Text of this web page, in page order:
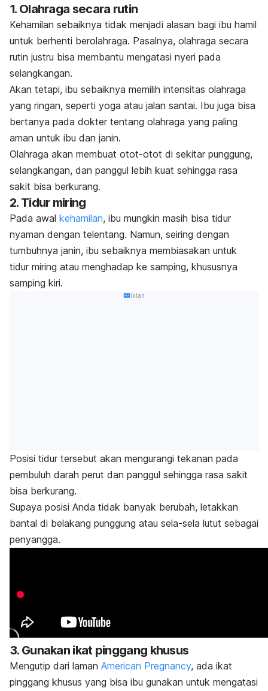
1. Olahraga secara rutin
Kehamilan sebaiknya tidak menjadi alasan bagi ibu hamil
untuk berhenti berolahraga. Pasalnya, olahraga secara
rutin justru bisa membantu mengatasi nyeri pada
selangkangan.
Akan tetapi, ibu sebaiknya memilih intensitas olahraga
yang ringan, seperti yoga atau jalan santai. Ibu juga bisa
bertanya pada dokter tentang olahraga yang paling
aman untuk ibu dan janin.
Olahraga akan membuat otot-otot di sekitar punggung,
selangkangan, dan panggul lebih kuat sehingga rasa
sakit bisa berkurang.
2. Tidur miring
Pada awal kehamilan, ibu mungkin masih bisa tidur
nyaman dengan telentang. Namun, seiring dengan
tumbuhnya janin, ibu sebaiknya membiasakan untuk
tidur miring atau menghadap ke samping, khususnya
samping kiri.
Iklan
Posisi tidur tersebut akan mengurangi tekanan pada
pembuluh darah perut dan panggul sehingga rasa sakit
bisa berkurang.
Supaya posisi Anda tidak banyak berubah, letakkan
bantal di belakang punggung atau sela-sela lutut sebagai
penyangga.
3. Gunakan ikat pinggang khusus
Mengutip dari laman American Pregnancy, ada ikat
pinggang khusus yang bisa ibu gunakan untuk mengatasi